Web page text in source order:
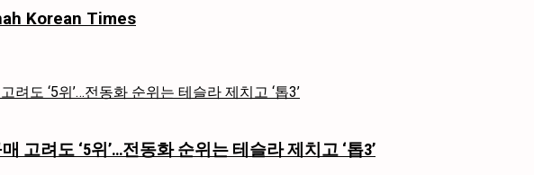
Korean Times
고려도 ‘5위’…전동화 순위는 테슬라 제치고 ‘톱3’